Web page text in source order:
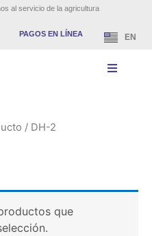
al servicio de la agricultura
PAGOS EN LÍNEA EN
/ DH-2
que